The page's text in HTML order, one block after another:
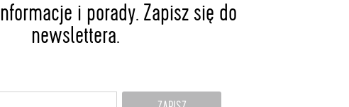
i porady. Zapisz się do
newslettera.